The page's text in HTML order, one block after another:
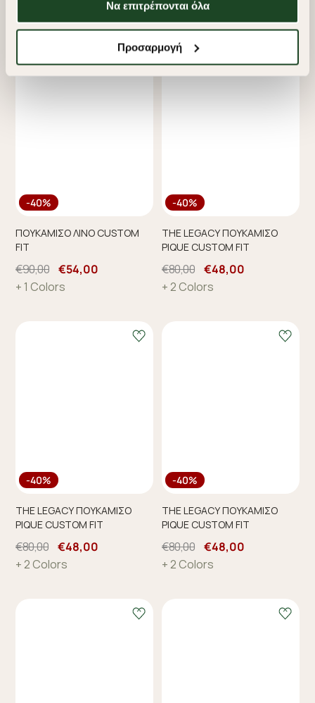
απαραίτητα για την ασφαλή απόδοση και
λειτουργικότητα της ιστοσελίδας μας. Ωστόσο, λάβετε
θα μπορούμε να συλλέξουμε πληροφορίες που θα
Να επιτρέπονται όλα
Προσαρμογή
-40%
ΠΟΥΚΑΜΙΣΟ ΛΙΝΟ CUSTOM
FIT
€90,00 €54,00
+ 1 Colors
-40%
THE LEGACY ΠΟΥΚΑΜΙΣΟ
PIQUE CUSTOM FIT
€80,00 €48,00
+ 2 Colors
-40%
THE LEGACY ΠΟΥΚΑΜΙΣΟ
PIQUE CUSTOM FIT
€80,00 €48,00
+ 2 Colors
-40%
THE LEGACY ΠΟΥΚΑΜΙΣΟ
PIQUE CUSTOM FIT
€80,00 €48,00
+ 2 Colors